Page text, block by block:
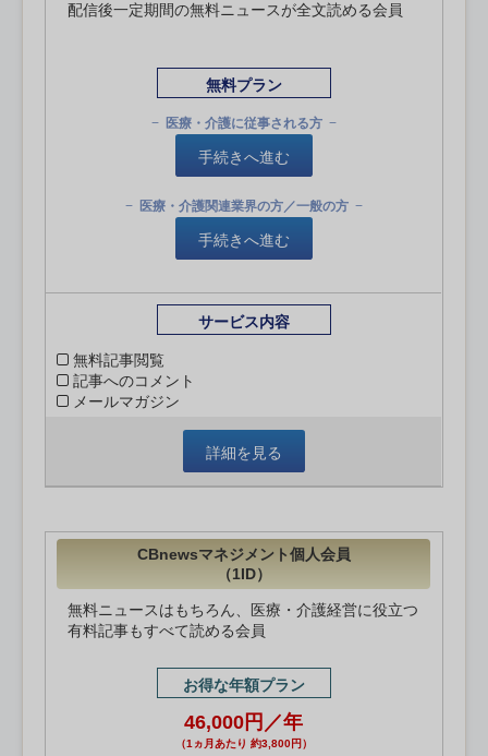
配信後一定期間の無料ニュースが全文読める会員
無料プラン
医療・介護に従事される方
手続きへ進む
医療・介護関連業界の方／一般の方
手続きへ進む
サービス内容
無料記事閲覧
記事へのコメント
メールマガジン
詳細を見る
CBnewsマネジメント個人会員
（1ID）
無料ニュースはもちろん、医療・介護経営に役立つ
有料記事もすべて読める会員
お得な年額プラン
46,000円／年
（1ヵ月あたり 約3,800円）